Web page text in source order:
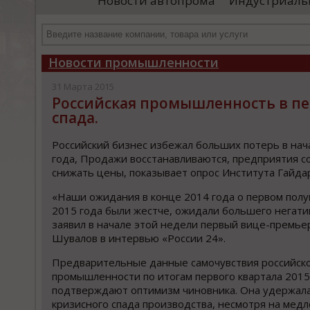
иностранными удостоверяющими центрами.
Новости промышленности
31 Марта 2015
Российская промышленность в
спада.
Российский бизнес избежал больших потерь в
года, Продажи восстанавливаются, предприятия
снижать цены, показывает опрос Института
«Наши ожидания в конце 2014 года о первом
2015 года были жестче, ожидали большего
заявил в начале этой недели первый вице-
Шувалов в интервью «России 24».
Предварительные данные самочувствия
промышленности по итогам первого квартала
подтверждают оптимизм чиновника. Она
кризисного спада производства, несмотря на